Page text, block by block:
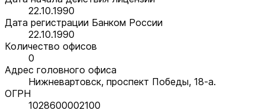
22.10.1990
Дата регистрации Банком России
22.10.1990
Количество офисов
0
Адрес головного офиса
Нижневартовск, проспект Победы, 18-а.
ОГРН
1028600002100